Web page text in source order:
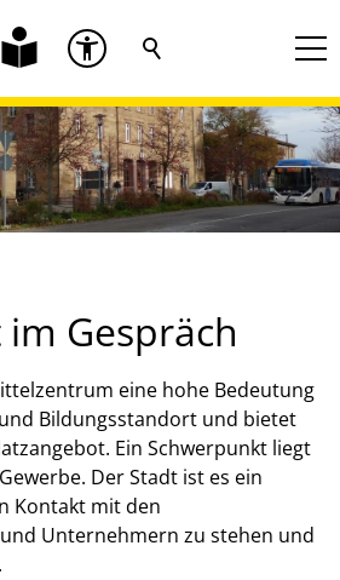
Gespräch
eine hohe Bedeutung
Bildungsstandort und bietet
Ein Schwerpunkt liegt
Der Stadt ist es ein
Kontakt mit den
Unternehmern zu stehen und